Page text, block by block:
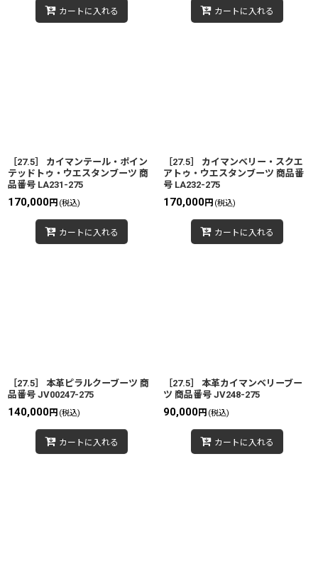
カートに入れる カートに入れる
［27.5］ カイマンテール・ポイン
テッドトゥ・ウエスタンブーツ 商
品番号 LA231-275
170,000円 (税込)
カートに入れる
［27.5］ カイマンベリー・スクエ
アトゥ・ウエスタンブーツ 商品番
号 LA232-275
170,000円 (税込)
カートに入れる
［27.5］ 本革ピラルクーブーツ 商
品番号 JV00247-275
140,000円 (税込)
カートに入れる
［27.5］ 本革カイマンベリーブー
ツ 商品番号 JV248-275
90,000円 (税込)
カートに入れる